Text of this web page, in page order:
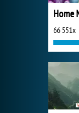
66 551x